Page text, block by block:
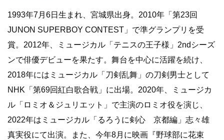
1993年7月6日生まれ、宮城県出身。2010年「第23回
JUNON SUPERBOY CONTEST」で準グランプリを受
賞。2012年、ミュージカル「テニスの王子様」2ndシーズ
ンで俳優デビューを果たす。舞台を中心に活躍を続け、
2018年にはミュージカル「刀剣乱舞」の刀剣男士として
NHK「第69回紅白歌合戦」に出場。2020年、ミュージカ
ル「ロミオ＆ジュリエット」で主演のロミオ役を演じ、
2022年はミュージカル「るろうに剣心 京都編」志々雄
真実役にて出演。また、今年8月に映画『野球部に花束